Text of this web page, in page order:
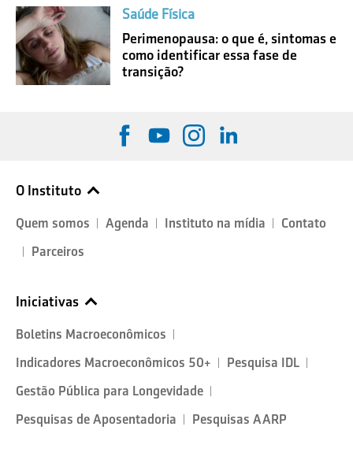
Saúde Física
Perimenopausa: o que é, sintomas e
como identificar essa fase de
transição?
O Instituto
Quem somos Agenda Instituto na mídia
Contato
Parceiros
Iniciativas
Boletins Macroeconômicos
Indicadores Macroeconômicos 50+
Pesquisa IDL
Gestão Pública para Longevidade
Pesquisas de Aposentadoria
Pesquisas AARP